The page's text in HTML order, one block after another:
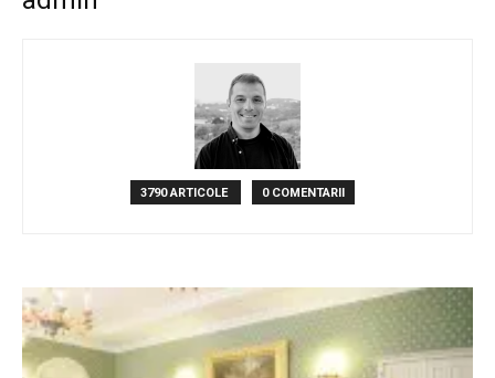
3790 ARTICOLE 0 COMENTARII